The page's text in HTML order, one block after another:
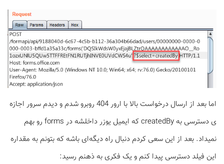
اما بعد از ارسال درخواست بالا با ارور 404 روبرو شدم و دیدم سرور اجازه
ی دسترسی به createdBy که ایمیل یوزر داخلشه در forms رو بهم
نمیداد. بعد از این سعی کردم دنبال راه دیگه‌ای باشه که بتونم به مقداره
این فیلد دسترسی پیدا کنم و یک فکری به ذهنم رسید: